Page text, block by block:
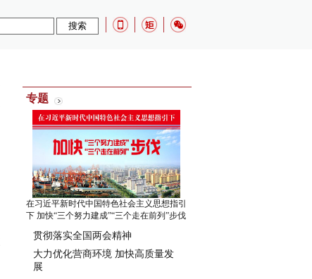
专题
在习近平新时代中国特色社会主义思想指引
下 加快“三个努力建成”“三个走在前列”步伐
贯彻落实全国两会精神
大力优化营商环境 加快高质量发
展